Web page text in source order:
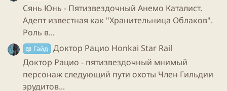
Пронзающий луну
- крафтовое копьё сумеру,
полезное мастерство в подстате, и полезная
пассивка на силу атаки.
Крест копьё Китаин
- аналогично по статам,
Сянь Юнь - Пятизвездочный Анемо Каталист.
Адепт известная как "Хранительница Облаков".
Роль в...
📖 Гайд Доктор Рацио Honkai Star Rail
Доктор Рацио - пятизвездочный мнимый
персонаж следующий пути охоты Член Гильдии
эрудитов...